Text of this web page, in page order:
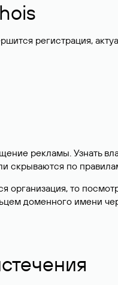
регистрация,
рекламы. Узнать
скрываются по
организация, то
доменного имени